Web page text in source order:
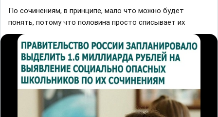
По сочинениям, в принципе, мало что можно будет
понять, потому что половина просто списывает их